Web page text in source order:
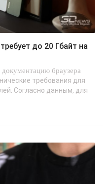
браузера
требования для
Согласно данным, для